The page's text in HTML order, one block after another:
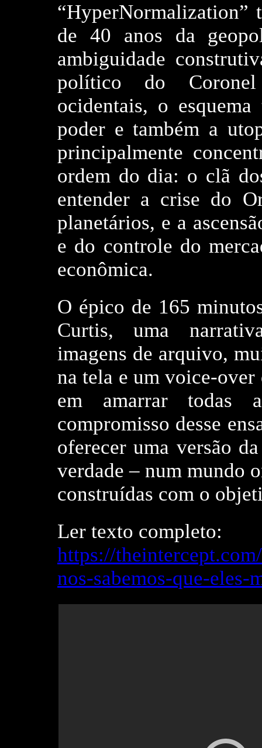
“HyperNormalization”
de 40 anos da
ambiguidade
político do
ocidentais, o
poder e também a
principalmente
ordem do dia: o clã
entender a crise do
planetários, e a
e do controle do
econômica.
O épico de 165
Curtis, uma
imagens de arquivo,
na tela e um voice-
em amarrar todas
compromisso desse
oferecer uma versão
verdade – num mundo
construídas com o
Ler texto completo:
https://
nos-sabemos-que-eles-